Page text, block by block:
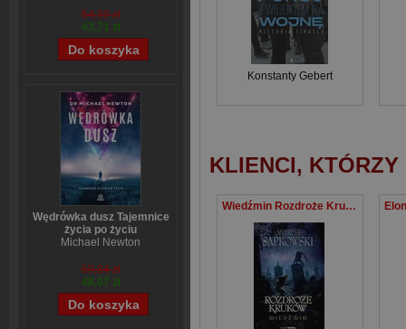
54,39 zł
43,71 zł
Wędrówka dusz Tajemnice
życia po życiu
Michael Newton
59,84 zł
48,07 zł
Konstanty Gebert
KLIENCI,
Wiedźmin Rozdroże Kruków